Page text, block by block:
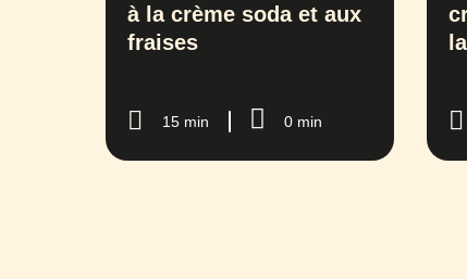
à la crème soda et aux
fraises
15 min 0 min